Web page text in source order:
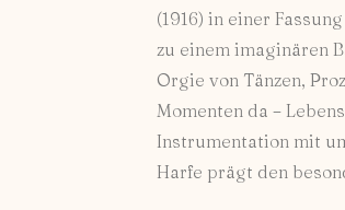
(1916) in einer
zu einem imaginären
Orgie von Tänzen,
Momenten da –
Instrumentation mit
Harfe prägt den